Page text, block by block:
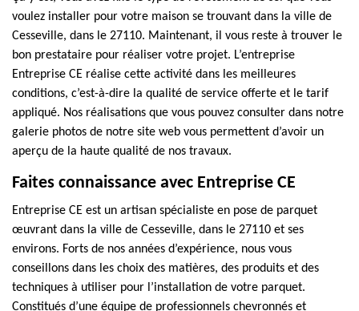
voulez installer pour votre maison se trouvant dans la ville de
Cesseville, dans le 27110. Maintenant, il vous reste à trouver le
bon prestataire pour réaliser votre projet. L’entreprise
Entreprise CE réalise cette activité dans les meilleures
conditions, c’est-à-dire la qualité de service offerte et le tarif
appliqué. Nos réalisations que vous pouvez consulter dans notre
galerie photos de notre site web vous permettent d’avoir un
aperçu de la haute qualité de nos travaux.
Faites connaissance avec Entreprise CE
Entreprise CE est un artisan spécialiste en pose de parquet
œuvrant dans la ville de Cesseville, dans le 27110 et ses
environs. Forts de nos années d’expérience, nous vous
conseillons dans les choix des matières, des produits et des
techniques à utiliser pour l’installation de votre parquet.
Constitués d’une équipe de professionnels chevronnés et